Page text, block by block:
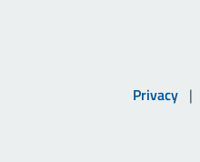
Privacy